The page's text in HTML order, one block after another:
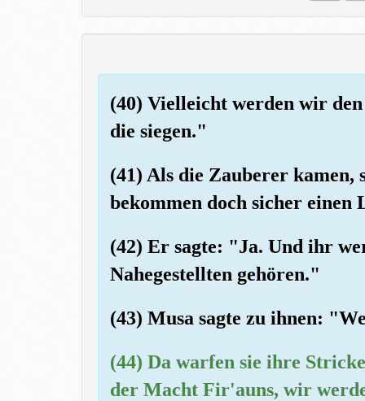
(40) Vielleicht werden wir
die siegen."
(41) Als die Zauberer
bekommen doch sicher einen
(42) Er sagte: "Ja. Und ihr
Nahegestellten gehören."
(43) Musa sagte zu ihnen:
(44) Da warfen sie ihre
der Macht Fir'auns, wir